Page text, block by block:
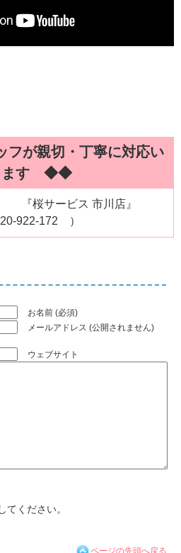
が親切・丁寧に対応い
ます ◆◆
『桜サービス 市川店』
922-172 ）
お名前 (必須)
メールアドレス (公開されません)
ウェブサイト
てください。
ページの先頭へ戻る